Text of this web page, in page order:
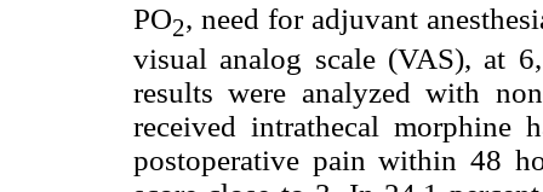
PO2, need for adjuvant
visual analog scale (VAS), at
results were analyzed with
received intrathecal morphine
postoperative pain within 48